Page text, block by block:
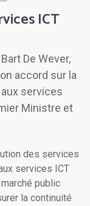
ICT
De Wever,
accord sur la
services
Ministre et
des services
services ICT
public
la continuité